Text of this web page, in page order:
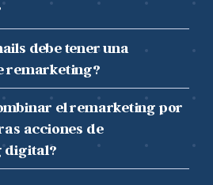
debe tener una
remarketing?
el remarketing por
acciones de
digital?